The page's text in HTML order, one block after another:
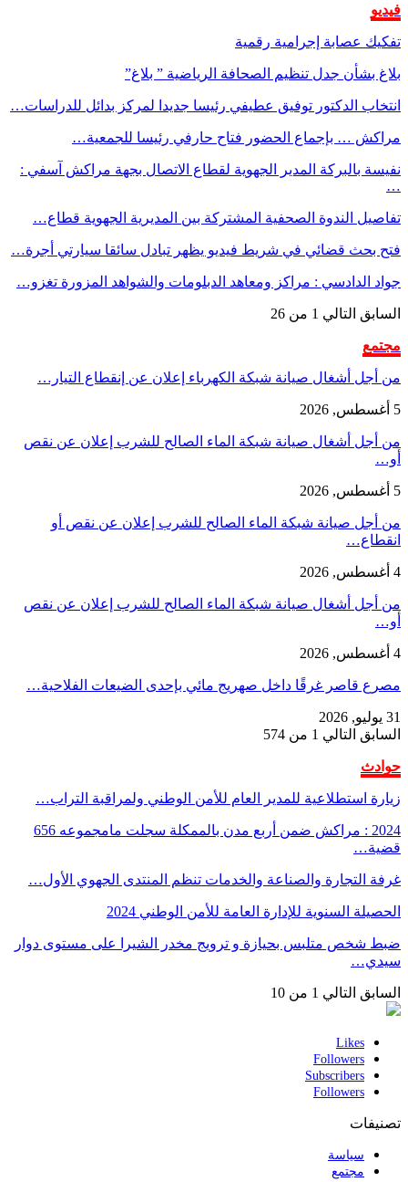
فيديو
تفكيك عصابة إجرامية رقمية
بلاغ بشأن جدل تنظيم الصحافة الرياضية ” بلاغ”
انتخاب الدكتور توفيق عطيفي رئيسا جديدا لمركز بدائل للدراسات…
مراكش … بإجماع الحضور فتاح حارفي رئيسا للجمعية…
نفيسة بالبركة المدير الجهوية لقطاع الاتصال بجهة مراكش آسفي :
…
تفاصيل الندوة الصحفية المشتركة بين المديرية الجهوية قطاع…
فتح بحث قضائي في شريط فيديو يظهر تبادل سائقا سيارتي أجرة…
جواد الدادسي : مراكز ومعاهد الدبلومات والشواهد المزورة تغزو…
السابق التالي 1 من 26
مجتمع
من أجل أشغال صيانة شبكة الكهرباء إعلان عن إنقطاع التيار…
5 أغسطس, 2026
من أجل أشغال صيانة شبكة الماء الصالح للشرب إعلان عن نقص
أو…
5 أغسطس, 2026
من أجل صيانة شبكة الماء الصالح للشرب إعلان عن نقص أو
انقطاع…
4 أغسطس, 2026
من أجل أشغال صيانة شبكة الماء الصالح للشرب إعلان عن نقص
أو…
4 أغسطس, 2026
مصرع قاصر غرقًا داخل صهريج مائي بإحدى الضيعات الفلاحية…
31 يوليو, 2026
السابق التالي 1 من 574
حوادث
زيارة استطلاعية للمدير العام للأمن الوطني ولمراقبة التراب…
2024 : مراكش ضمن أربع مدن بالممكلة سجلت مامجموعه 656
قضية…
غرفة التجارة والصناعة والخدمات تنظم المنتدى الجهوي الأول…
الحصيلة السنوية للإدارة العامة للأمن الوطني 2024
ضبط شخص متلبس بحيازة و ترويج مخدر الشيرا على مستوى دوار
سيدي…
السابق التالي 1 من 10
Likes
Followers
Subscribers
Followers
تصنيفات
سياسة
مجتمع